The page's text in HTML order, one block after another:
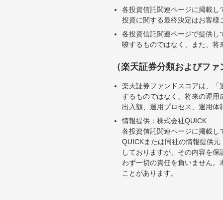
各投資信託関連ページに掲載
投資に関する最終決定はお客
各投資信託関連ページで提供
唆するものではなく、また、
（楽天証券分類およびフ
楽天証券ファンドスコアは、
するものではなく、将来の運
出入額、運用プロセス、運用
情報提供：株式会社QUICK
各投資信託関連ページに掲載
QUICKまたは同社の情報提供
しておりますが、その内容を
わず一切の責任を負いません
ことがあります。